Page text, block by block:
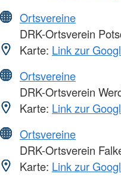
Ortsvereine
DRK-Ortsverein
Karte: Link zur
Ortsvereine
DRK-Ortsverein
Karte: Link zur
Ortsvereine
DRK-Ortsverein
Karte: Link zur